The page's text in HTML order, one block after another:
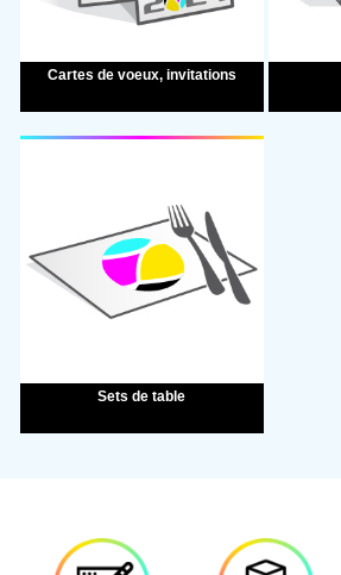
Création des documents d'exécution
Livraison
Expédition
Privilégiez un PDF haute définition et à la taille.
Cartes de voeux, invitations
Sets de table